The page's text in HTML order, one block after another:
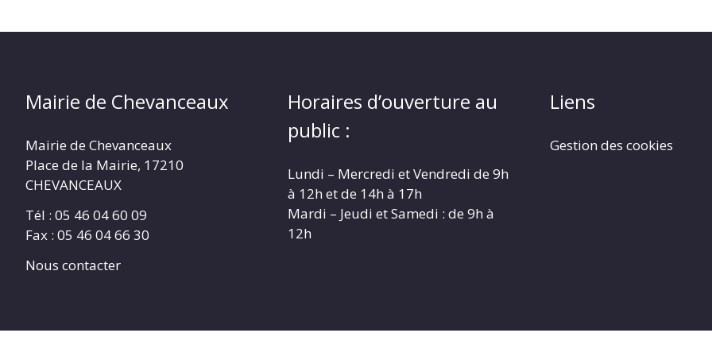
Mairie de Chevanceaux
Mairie de Chevanceaux
Place de la Mairie, 17210
CHEVANCEAUX
Tél : 05 46 04 60 09
Fax : 05 46 04 66 30
Nous contacter
Horaires d’ouverture au
public :
Lundi – Mercredi et Vendredi de 9h
à 12h et de 14h à 17h
Mardi – Jeudi et Samedi : de 9h à
12h
Liens
Gestion des cookies